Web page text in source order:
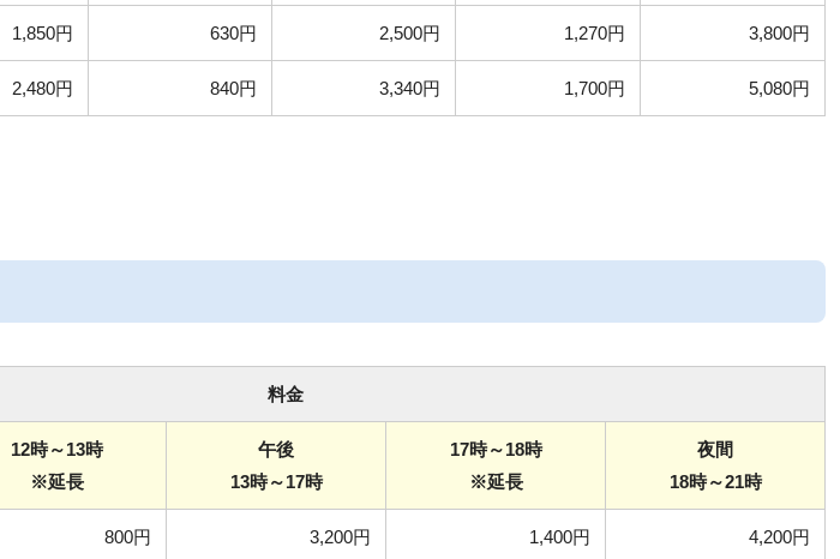
1,850円 630円 2,500円 1,270円 3,800円
2,480円 840円 3,340円 1,700円 5,080円
料金
12時～13時
※延長
午後
13時～17時
17時～18時
※延長
夜間
18時～21時
800円 3,200円 1,400円 4,200円